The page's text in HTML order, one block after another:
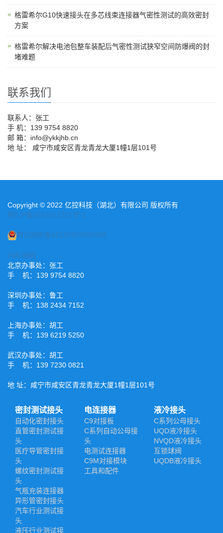
格雷希尔G10快速接头在多芯线束连接器气密性测试的高效密封
方案
格雷希尔解决电池包整车装配后气密性测试狭窄空间防爆阀的封
堵难题
联系我们
联系人：张工
手 机：139 9754 8820
邮 箱：info@ykkjhb.cn
地 址： 咸宁市咸安区青龙青龙大厦1幢1层101号
Copyright © 2022 亿控科技（湖北）有限公司 版权所有
鄂ICP备2022015221号-2
鄂公网安备42120202000485
XML地图
北京办事处：张工
手 机：139 9754 8820
深圳办事处：鲁工
手 机：138 2434 7152
上海办事处：胡工
手 机：139 6219 5250
武汉办事处：胡工
手 机：139 7230 0821
地 址：咸宁市咸安区青龙青龙大厦1幢1层101号
密封测试接头
自动化密封接头
直管密封测试接
头
医疗导管密封接
头
螺纹密封测试接
头
气瓶充装连接器
异形管密封接头
汽车行业测试接
头
液压行业测试接
电连接器
C9对接板
C系列自动公母接
头
电测试连接器
C9M对接模块
工具和配件
液冷接头
C系列公母接头
UQD液冷接头
NVQD液冷接头
互锁球阀
UQDB液冷接头